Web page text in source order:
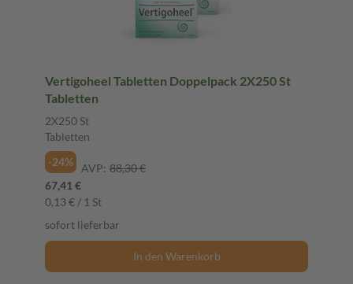
Vertigoheel Tabletten Doppelpack 2X250 St
Tabletten
2X250 St
Tabletten
-24%
AVP: 88,30 €
67,41 €
0,13 € / 1 St
sofort lieferbar
In den Warenkorb